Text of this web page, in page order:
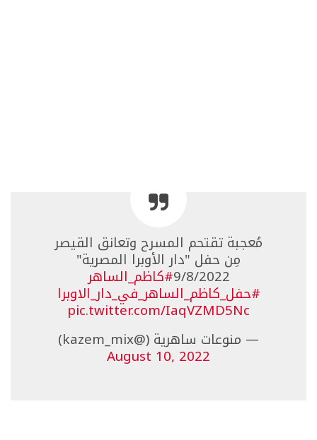
مُعجبة تقتحم المسرح وتعانق القيصر
مِن حفل "دار الأوبرا المصرية"
9/8/2022#كاظم_الساهر
#حفل_كاظم_الساهر_في_دار_الاوبرا
pic.twitter.com/IaqVZMD5Nc
— منوعات ساهرية (@kazem_mix)
August 10, 2022